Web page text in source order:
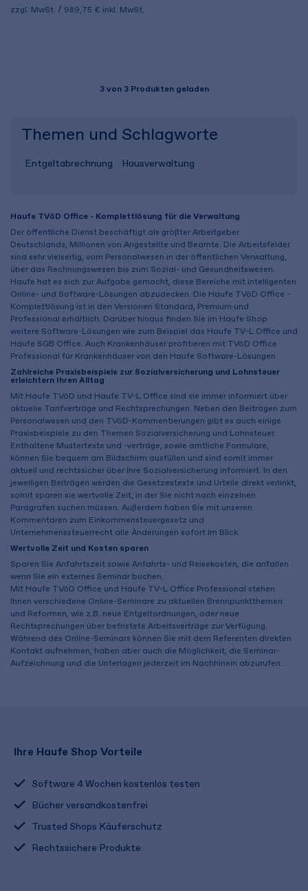
zzgl. MwSt. 989,75 € inkl. MwSt.
3von 3 Produkten geladen
Themen und Schlagworte
Entgeltabrechnung Hausverwaltung
Haufe TVöD Office - Komplettlösung für die Verwaltung
Der öffentliche Dienst beschäftigt als größter Arbeitgeber
Deutschlands, Millionen von Angestellte und Beamte. Die Arbeitsfelder
sind sehr vielseitig, vom Personalwesen in der öffentlichen Verwaltung,
über das Rechnungswesen bis zum Sozial- und Gesundheitswesen.
Haufe hat es sich zur Aufgabe gemacht, diese Bereiche mit intelligenten
Online- und Software-Lösungen abzudecken. Die Haufe TVöD Office -
Komplettlösung ist in den Versionen Standard, Premium und
Professional erhältlich. Darüber hinaus finden Sie im Haufe Shop
weitere Software-Lösungen wie zum Beispiel das Haufe TV-L Office und
Haufe SGB Office. Auch Krankenhäuser profitieren mit TVöD Office
Professional für Krankenhäuser von den Haufe Software-Lösungen.
Zahlreiche Praxisbeispiele zur Sozialversicherung und Lohnsteuer
erleichtern Ihren Alltag
Mit Haufe TVöD und Haufe TV-L Office sind sie immer informiert über
aktuelle Tarifverträge und Rechtsprechungen. Neben den Beiträgen zum
Personalwesen und den TVöD-Kommentierungen gibt es auch einige
Praxisbeispiele zu den Themen Sozialversicherung und Lohnsteuer.
Enthaltene Mustertexte und -verträge, sowie amtliche Formulare,
können Sie bequem am Bildschirm ausfüllen und sind somit immer
aktuell und rechtssicher über Ihre Sozialversicherung informiert. In den
jeweiligen Beiträgen werden die Gesetzestexte und Urteile direkt verlinkt,
somit sparen sie wertvolle Zeit, in der Sie nicht nach einzelnen
Paragrafen suchen müssen. Außerdem haben Sie mit unseren
Kommentaren zum Einkommensteuergesetz und
Unternehmenssteuerrecht alle Änderungen sofort im Blick.
Wertvolle Zeit und Kosten sparen
Sparen Sie Anfahrtszeit sowie Anfahrts- und Reisekosten, die anfallen
wenn Sie ein externes Seminar buchen.
Mit Haufe TVöD Office und Haufe TV-L Office Professional stehen
Ihnen verschiedene Online-Seminare zu aktuellen Brennpunktthemen
und Reformen, wie z.B. neue Entgeltordnungen, oder neue
Rechtsprechungen über befristete Arbeitsverträge zur Verfügung.
Während des Online-Seminars können Sie mit dem Referenten direkten
Kontakt aufnehmen, haben aber auch die Möglichkeit, die Seminar-
Aufzeichnung und die Unterlagen jederzeit im Nachhinein abzurufen.
Ihre Haufe Shop Vorteile
Software 4 Wochen kostenlos testen
Bücher versandkostenfrei
Trusted Shops Käuferschutz
Rechtssichere Produkte